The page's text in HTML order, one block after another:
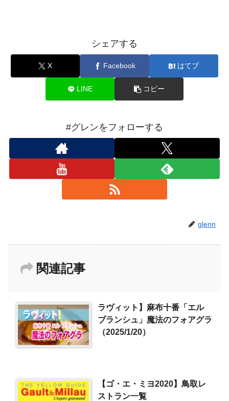
シェアする
X Facebook はてブ
LINE コピー
#グレンをフォローする
glenn
関連記事
ラヴィット】麻布十番「エル
ブランシュ」魔法のフォアグラ
（2025/1/20）
【ゴ・エ・ミヨ2020】鳥取レ
ストラン一覧